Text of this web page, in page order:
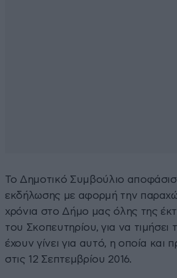
Το Δημοτικό Συμβούλιο
εκδήλωσης με αφορμή την
χρόνια στο Δήμο μας όλης της
του Σκοπευτηρίου, για να
έχουν γίνει για αυτό, η οποία και
στις 12 Σεπτεμβρίου 2016.